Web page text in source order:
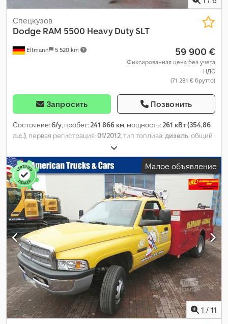
Eltmann 5 520 km
Спецкузов
Dodge RAM 5500 Heavy Duty SLT
59 900 €
Фиксированная цена без учета
НДС
(71 281 € брутто)
Запросить Позвонить
Состояние:б/у, пробег:241 866 км, мощность:261 кВт (354,86
л.с.), первая регистрация:01/2012, тип топлива:дизель, общий
, следующая проверка (TÜV):
красный, тип передачи:автоматический, класс выбросов:
Евро 5, подвеска:сталь, Оборудование: гидравлика,
кабельная лебёдка, кондиционер, круиз-контроль, сажевый
фильтр, центральный замок
Малое объявление
1 / 11